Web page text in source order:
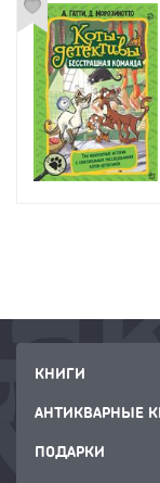
КНИГИ
АНТИКВАРНЫЕ
ПОДАРКИ